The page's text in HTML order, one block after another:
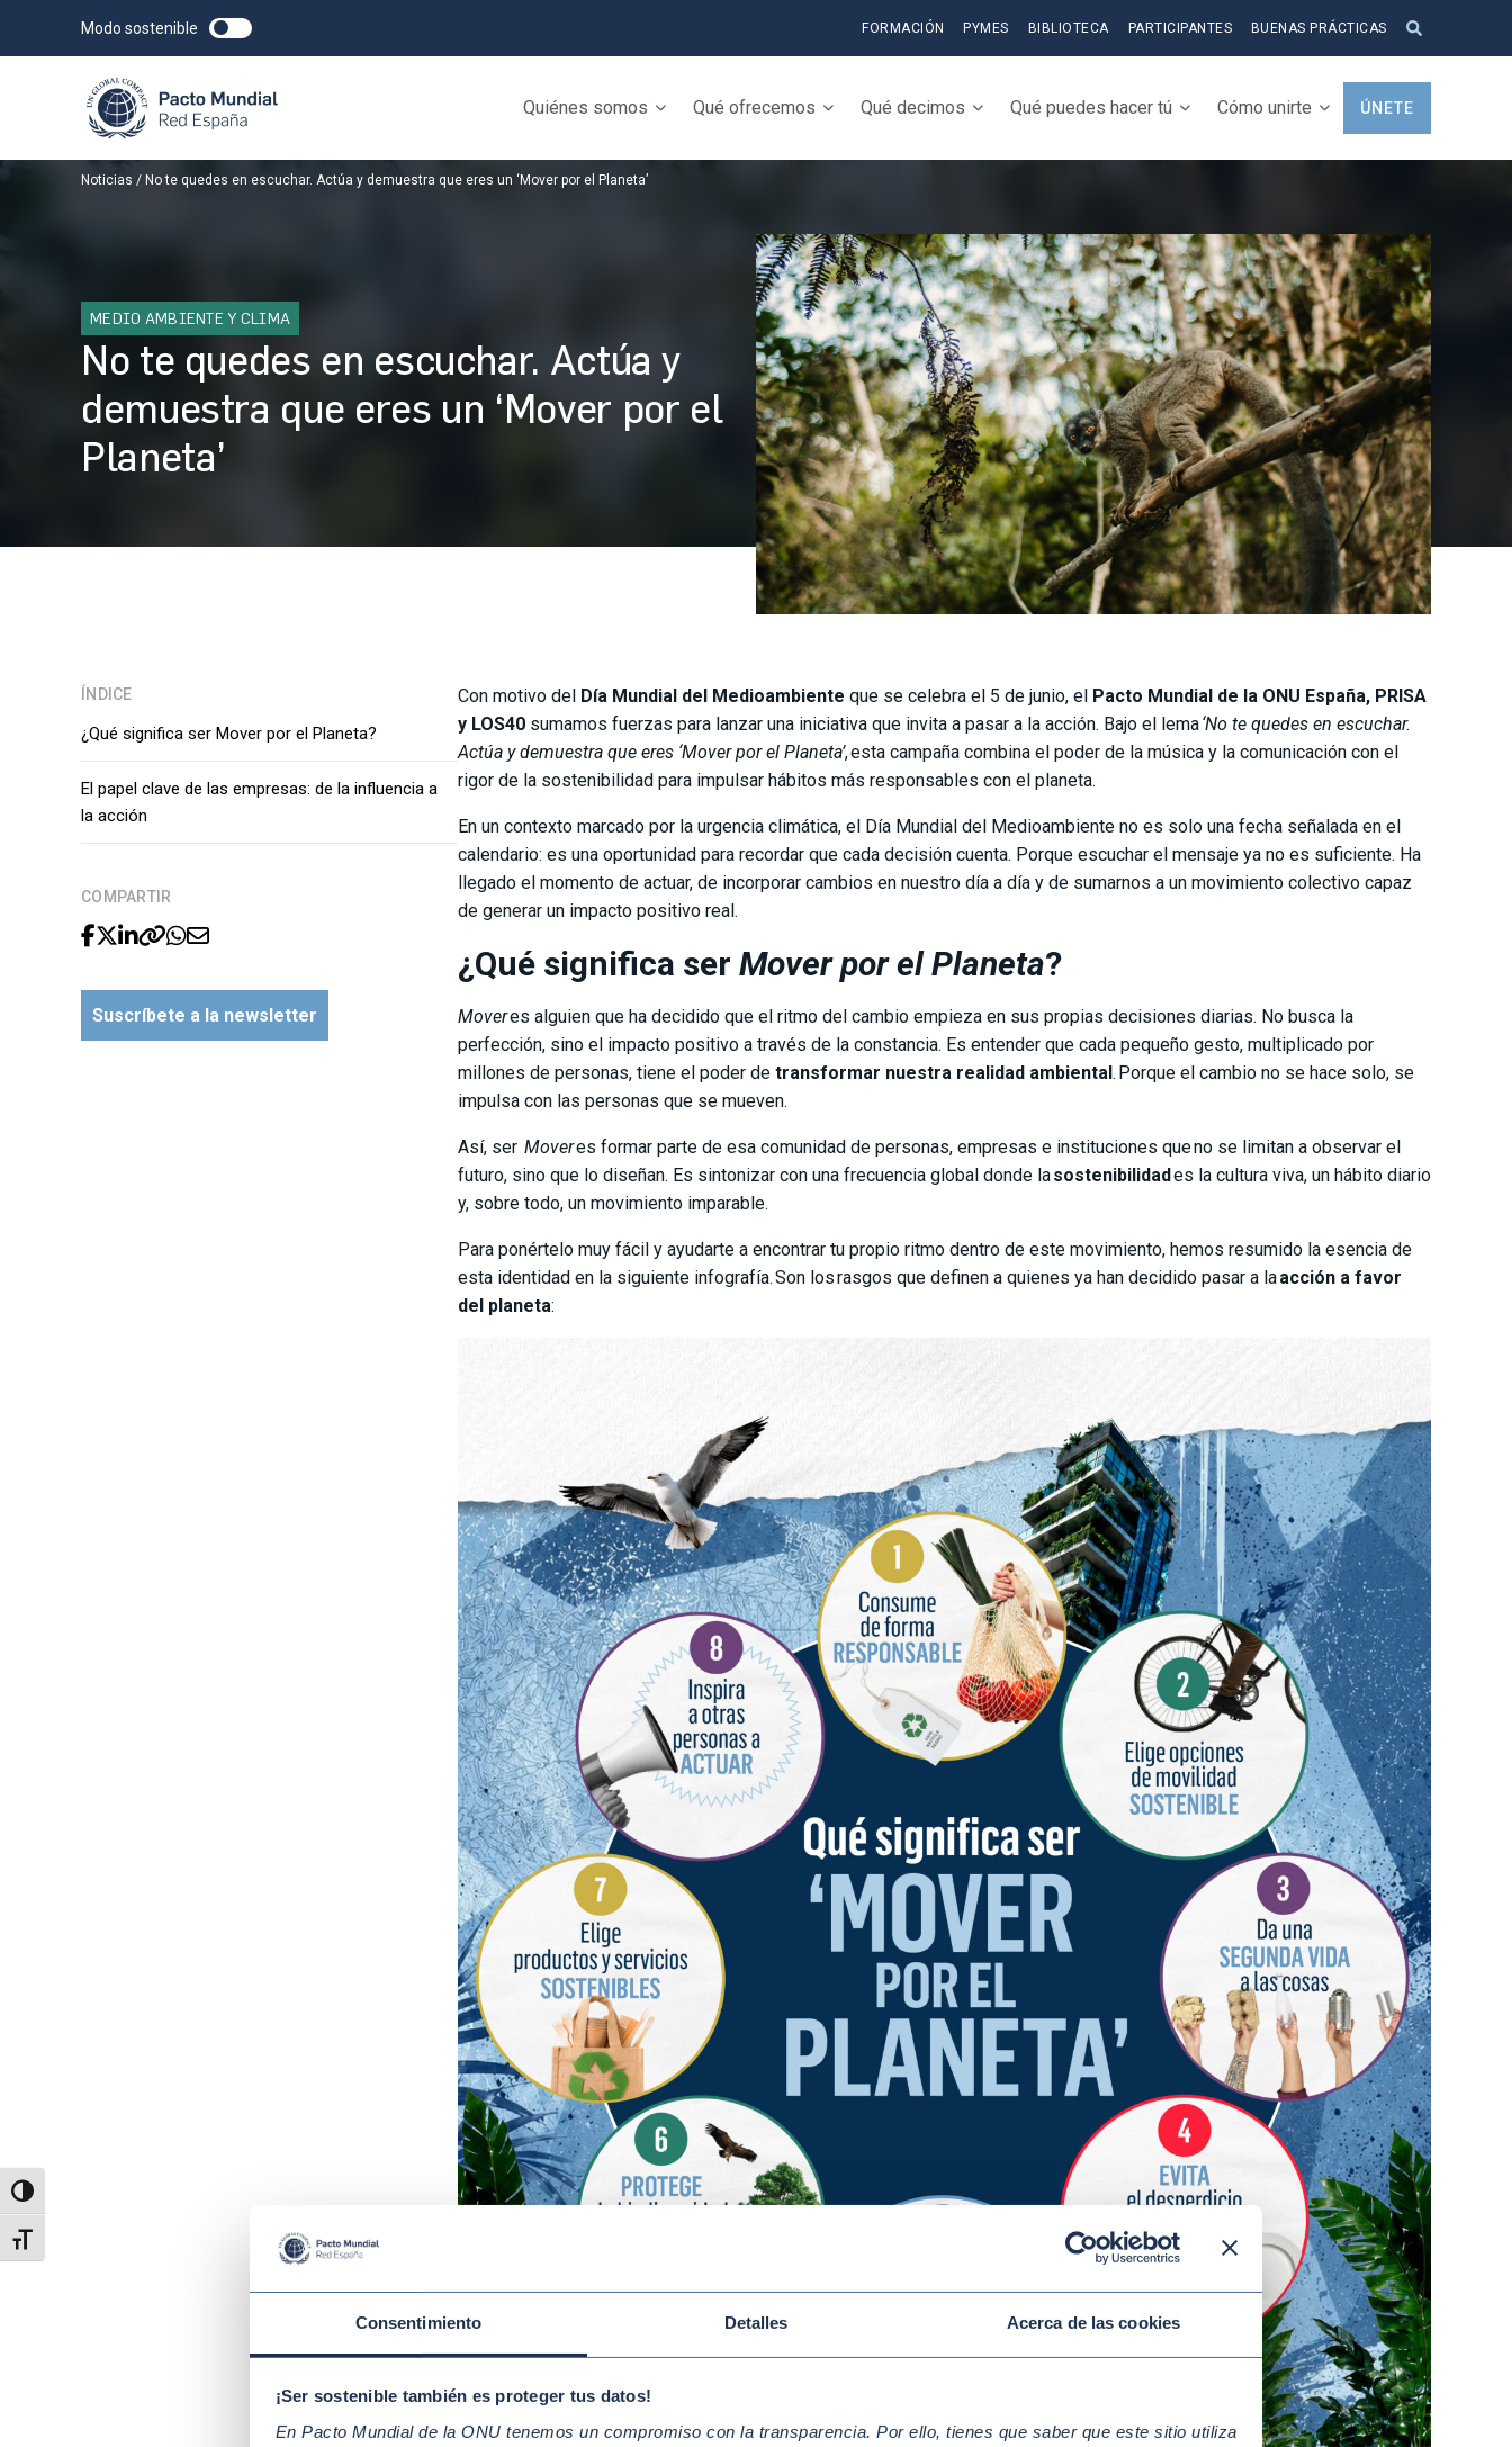
Consentimiento Detalles Acerca de las cookies
¡Ser sostenible también es proteger tus datos!
En Pacto Mundial de la ONU tenemos un compromiso con la transparencia. Por ello, tienes que saber que este sitio utiliza
Alternar alto contraste
Alternar tamaño de letra
Modo sostenible FORMACIÓN PYMES BIBLIOTECA PARTICIPANTES BUENAS PRÁCTICAS
Quiénes somos Qué ofrecemos Qué decimos Qué puedes hacer tú Cómo unirte ÚNETE
Noticias No te quedes en escuchar. Actúa y demuestra que eres un ‘Mover por el Planeta’
MEDIO AMBIENTE Y CLIMA
No te quedes en escuchar. Actúa y
demuestra que eres un ‘Mover por el
Planeta’
ÍNDICE
¿Qué significa ser Mover por el Planeta?
El papel clave de las empresas: de la influencia a
la acción
COMPARTIR
Suscríbete a la newsletter
Con motivo del Día Mundial del Medioambiente que se celebra el 5 de junio, el Pacto Mundial de la ONU España, PRISA
y LOS40 sumamos fuerzas para lanzar una iniciativa que invita a pasar a la acción. Bajo el lema‘No te quedes en escuchar.
Actúa y demuestra que eres ‘Mover por el Planeta’, esta campaña combina el poder de la música y la comunicación con el
rigor de la sostenibilidad para impulsar hábitos más responsables con el planeta.
En un contexto marcado por la urgencia climática, el Día Mundial del Medioambiente no es solo una fecha señalada en el
calendario: es una oportunidad para recordar que cada decisión cuenta. Porque escuchar el mensaje ya no es suficiente. Ha
llegado el momento de actuar, de incorporar cambios en nuestro día a día y de sumarnos a un movimiento colectivo capaz
de generar un impacto positivo real.
¿Qué significa ser Mover por el Planeta?
Moveres alguien que ha decidido que el ritmo del cambio empieza en sus propias decisiones diarias. No busca la
perfección, sino el impacto positivo a través de la constancia. Es entender que cada pequeño gesto, multiplicado por
millones de personas, tiene el poder de transformar nuestra realidad ambiental. Porque el cambio no se hace solo, se
impulsa con las personas que se mueven.
Así, ser Moveres formar parte de esa comunidad de personas, empresas e instituciones que no se limitan a observar el
futuro, sino que lo diseñan. Es sintonizar con una frecuencia global donde lasostenibilidades la cultura viva, un hábito diario
y, sobre todo, un movimiento imparable.
Para ponértelo muy fácil y ayudarte a encontrar tu propio ritmo dentro de este movimiento, hemos resumido la esencia de
esta identidad en la siguiente infografía. Son los rasgos que definen a quienes ya han decidido pasar a laacción a favor
del planeta: